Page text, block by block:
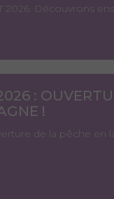
2026. Découvrons
:
!
de la pêche en